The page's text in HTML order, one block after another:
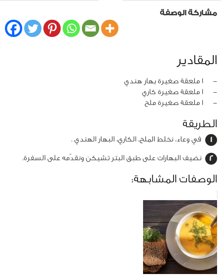
مشاركة الوصفة
المقادير
‏-
1 ملعقة صغيرة بهار هندي
‏-
1 ملعقة صغيرة كاري
‏-
1 ملعقة صغيرة ملح
الطريقة
في وعاء، نخلط الملح، الكاري، البهار الهندي .
نضيف البهارات على طبق البتر تشيكن ونقدّمه على السفرة.
الوصفات المشابهة: